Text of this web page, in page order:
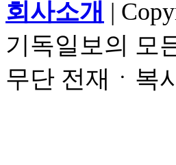
회사소개 |
기독일보의 모
무단 전재ㆍ복